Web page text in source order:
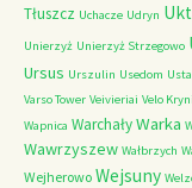
Tłuszcz Uchacze Udryn
Unierzyż Unierzyż Strzegowo
Ursus Urszulin Usedom
Varso Tower Veivieriai Velo
Wapnica WarchałyWarka
Wawrzyszew Wałbrzych
Wejherowo Wejsuny